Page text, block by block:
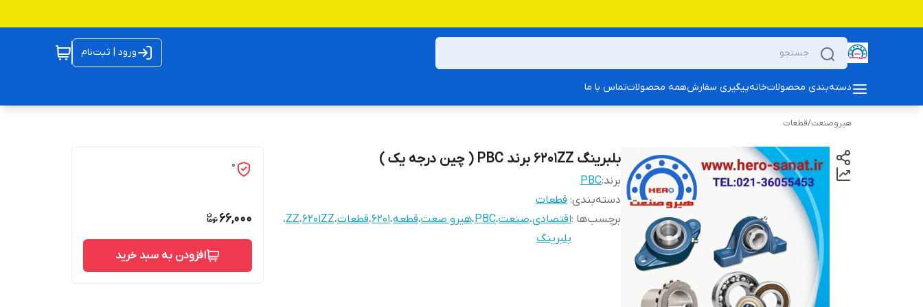
ورود | ثبت‌نام
دسته‌بندی محصولاتخانهپیگیری سفارشهمه محصولاتتماس با ما
هیروصنعت/قطعات
بلبرینگ 6201ZZ برند PBC ( چین درجه یک )
برند:PBC
دسته‌بندی: قطعات
برچسب‌ها :اقتصادی،صنعت،PBC،هیرو صعت،قطعه،6201،قطعات،6201ZZ،ZZ،
بلبرینگ
0
66,000
افزودن به سبد خرید